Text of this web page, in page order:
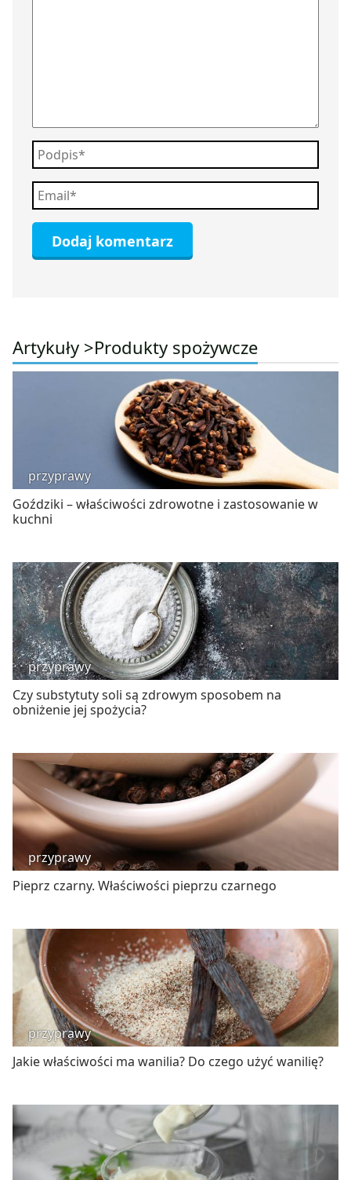
Artykuły >Produkty spożywcze
przyprawy
Goździki – właściwości zdrowotne i zastosowanie w
kuchni
przyprawy
Czy substytuty soli są zdrowym sposobem na
obniżenie jej spożycia?
przyprawy
Pieprz czarny. Właściwości pieprzu czarnego
przyprawy
Jakie właściwości ma wanilia? Do czego użyć wanilię?